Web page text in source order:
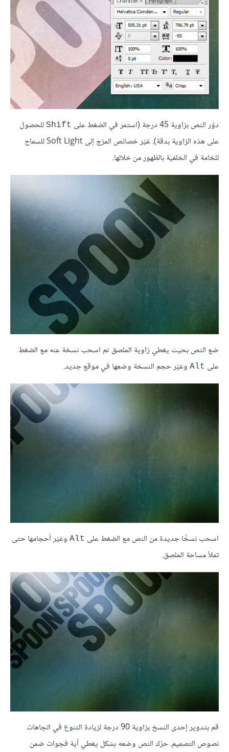
دوّر النص بزاوية 45 درجة (استمر في الضغط على Shift للحصول
على هذه الزاوية بدقة). غيّر خصائص المزج إلى Soft Light للسماح
للخامة في الخلفية بالظهور من خلالها.
ضع النص بحيث يغطي زاوية الملصق ثم اسحب نسخة عنه مع الضغط
على Alt وغيّر حجم النسخة وضعها في موقع جديد.
اسحب نسخًا جديدة من النص مع الضغط على Alt وغيّر أحجامها حتى
تملأ مساحة الملصق.
قم بتدوير إحدى النسخ بزاوية 90 درجة لزيادة التنوع في اتجاهات
نصوص التصميم. حرّك النص وضعه بشكل يغطي أية فجوات ضمن